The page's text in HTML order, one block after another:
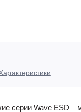
Характеристики
серии Wave ESD